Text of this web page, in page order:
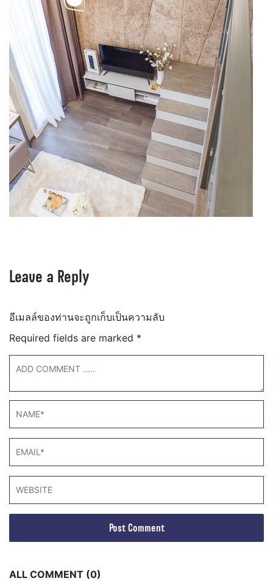
Leave a Reply
อีเมลล์ของท่านจะถูกเก็บเป็นความลับ
Required fields are marked *
ALL COMMENT (0)